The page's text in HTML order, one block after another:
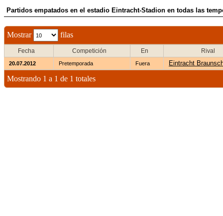
Partidos empatados en el estadio Eintracht-Stadion en todas las
Mostrar filas
Fecha Competición En Rival
20.07.2012 Pretemporada Fuera Eintracht
Mostrando 1 a 1 de 1 totales